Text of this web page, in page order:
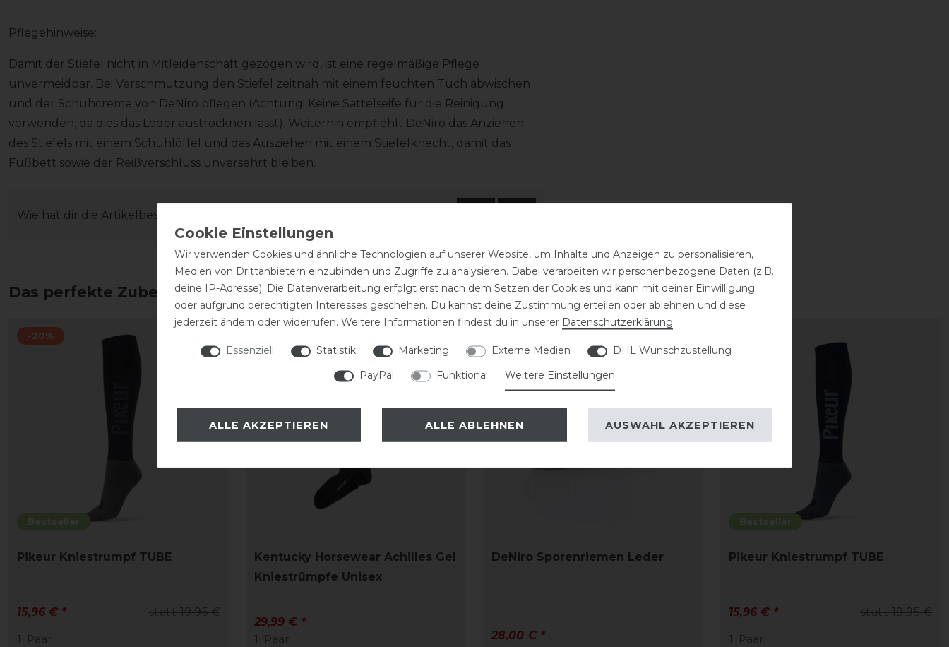
Pflegehinweise:
Damit der Stiefel nicht in Mitleidenschaft gezogen wird, ist eine regelmäßige Pflege
unvermeidbar. Bei Verschmutzung den Stiefel zeitnah mit einem feuchten Tuch abwischen
und der Schuhcreme von DeNiro pflegen (Achtung! Keine Sattelseife für die Reinigung
verwenden, da dies das Leder austrocknen lässt). Weiterhin empfiehlt DeNiro das Anziehen
des Stiefels mit einem Schuhlöffel und das Ausziehen mit einem Stiefelknecht, damit das
Fußbett sowie der Reißverschluss unversehrt bleiben.
Wie hat dir die Artikelbeschreibung gefallen?
Das perfekte Zubehör für dich
Bestseller
-20%
Pikeur Kniestrumpf TUBE
statt 19,95 €
15,96 € *
1
Paar
Kentucky Horsewear Achilles Gel
Kniestrümpfe Unisex
29,99 € *
1
Paar
DeNiro Sporenriemen Leder
28,00 € *
Bestseller
Pikeur Kniestrumpf TUBE
statt 19,95 €
15,96 € *
1
Paar
Wir verwenden Cookies und ähnliche Technologien auf unserer Website, um Inhalte und Anzeigen zu personalisieren,
Medien von Drittanbietern einzubinden und Zugriffe zu analysieren. Dabei verarbeiten wir personenbezogene Daten (z.B.
deine IP-Adresse). Die Datenverarbeitung erfolgt erst nach dem Setzen der Cookies und kann mit deiner Einwilligung
oder aufgrund berechtigten Interesses geschehen. Du kannst deine Zustimmung erteilen oder ablehnen und diese
jederzeit ändern oder widerrufen. Weitere Informationen findest du in unserer Daten­schutz­erklärung.
Essenziell Statistik Marketing Externe Medien
DHL Wunschzustellung
PayPal
Funktional Weitere Einstellungen
ALLE AKZEPTIEREN ALLE ABLEHNEN AUSWAHL AKZEPTIEREN